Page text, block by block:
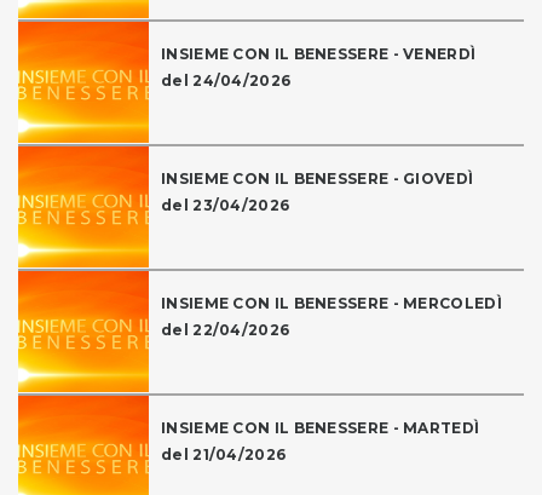
INSIEME CON IL BENESSERE - VENERDÌ
del 24/04/2026
INSIEME CON IL BENESSERE - GIOVEDÌ
del 23/04/2026
INSIEME CON IL BENESSERE - MERCOLEDÌ
del 22/04/2026
INSIEME CON IL BENESSERE - MARTEDÌ
del 21/04/2026